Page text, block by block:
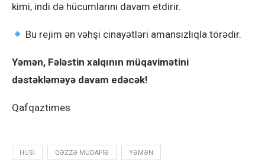
kimi, indi də hücumlarını davam etdirir.
Bu rejim ən vəhşi cinayətləri amansızlıqla törədir.
Yəmən, Fələstin xalqının müqavimətini
dəstəkləməyə davam edəcək!
Qafqaztimes
HUSI QƏZZƏ MÜDAFIƏ YƏMƏN